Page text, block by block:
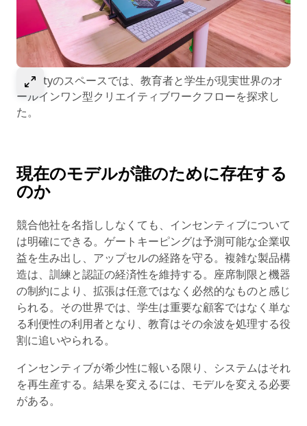
Select to expand image
Affinityのスペースでは、教育者と学生が現実世界のオ
ールインワン型クリエイティブワークフローを探求し
た。
現在のモデルが誰のために存在する
のか
競合他社を名指ししなくても、インセンティブについて
は明確にできる。ゲートキーピングは予測可能な企業収
益を生み出し、アップセルの経路を守る。複雑な製品構
造は、訓練と認証の経済性を維持する。座席制限と機器
の制約により、拡張は任意ではなく必然的なものと感じ
られる。その世界では、学生は重要な顧客ではなく単な
る利便性の利用者となり、教育はその余波を処理する役
割に追いやられる。
インセンティブが希少性に報いる限り、システムはそれ
を再生産する。結果を変えるには、モデルを変える必要
がある。